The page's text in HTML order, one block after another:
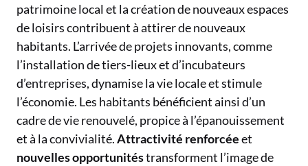
patrimoine local et la création de nouveaux espaces
de loisirs contribuent à attirer de nouveaux
habitants. L’arrivée de projets innovants, comme
l’installation de tiers-lieux et d’incubateurs
d’entreprises, dynamise la vie locale et stimule
l’économie. Les habitants bénéficient ainsi d’un
cadre de vie renouvelé, propice à l’épanouissement
et à la convivialité.Attractivité renforcéeet
nouvelles opportunitéstransforment l’image de